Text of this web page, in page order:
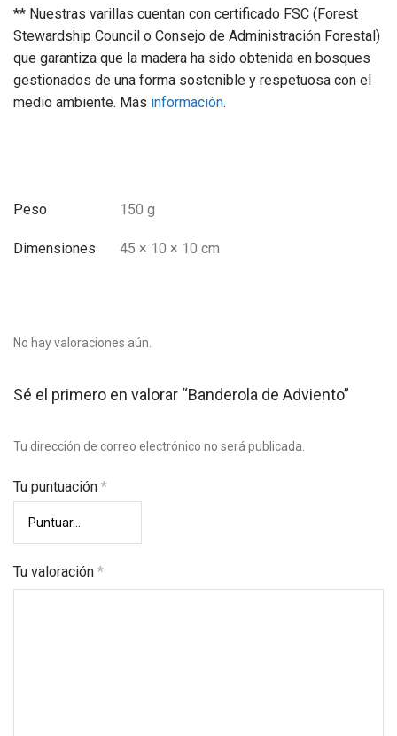
** Nuestras varillas cuentan con certificado FSC (Forest
Stewardship Council o Consejo de Administración Forestal)
que garantiza que la madera ha sido obtenida en bosques
gestionados de una forma sostenible y respetuosa con el
medio ambiente. Más información.
Peso 150 g
Dimensiones 45 × 10 × 10 cm
No hay valoraciones aún.
Sé el primero en valorar “Banderola de Adviento”
Tu dirección de correo electrónico no será publicada.
Tu puntuación *
Tu valoración *